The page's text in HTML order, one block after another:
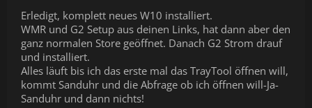
Erledigt, komplett neues W10 installiert.
WMR und G2 Setup aus deinen Links, hat dann aber den
ganz normalen Store geöffnet. Danach G2 Strom drauf
und installiert.
Alles läuft bis ich das erste mal das TrayTool öffnen will,
kommt Sanduhr und die Abfrage ob ich öffnen will-Ja-
Sanduhr und dann nichts!